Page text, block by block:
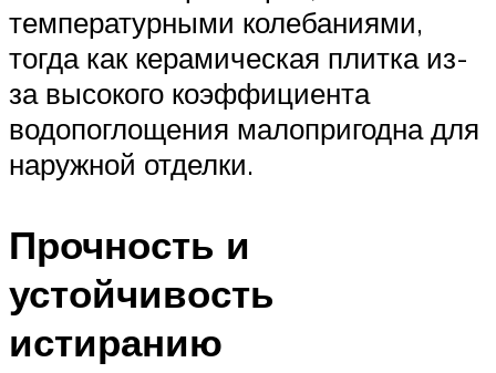
температурными колебаниями,
тогда как керамическая плитка из-
за высокого коэффициента
водопоглощения малопригодна для
наружной отделки.
Прочность и
устойчивость
истиранию